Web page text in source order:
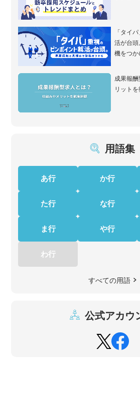
「タイ
活が台頭
機をつか
成果報
リット
用語集
あ行 か行
た行 な行
ま行 や行
わ行
すべての用語
公式アカウ